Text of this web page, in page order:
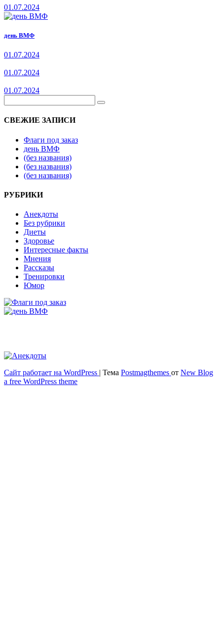
01.07.2024
день ВМФ
01.07.2024
01.07.2024
01.07.2024
СВЕЖИЕ ЗАПИСИ
Флаги под заказ
день ВМФ
(без названия)
(без названия)
(без названия)
РУБРИКИ
Анекдоты
Без рубрики
Диеты
Здоровье
Интересные факты
Мнения
Рассказы
Тренировки
Юмор
Весёлый и здоровый образ жизни
Сайт работает на WordPress | Тема Postmagthemes от New Blog
a free WordPress theme